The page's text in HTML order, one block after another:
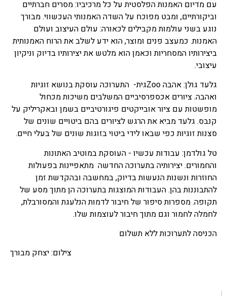
עם מדיום האמנות הפלסטית על כל מרכיביו: מסרים חברתיים
וביקורתיים, ומבט מפוכח על השדה האמנותי העכשווי. מבורך
נוגע בשני עולמות מקבילים לכאורה: עולם העיצוב ועולם
האמנות. כמעצב פנים ומוצר, הוא ידע לשלב את הרוח האמנותית
ביצירותיו המסחריות וכאמן הוא מלטש את יצירותיו בדיוק וניקיון
עיצובי.
גלעד גולן: אהבה Zooגית- התערוכה עוסקת בנושא זוגיות
ואהבה. ציורים אכספרסיביים המשלבים משיכות מכחול
מופשטות עם ציור אובייקטים פיגורטיביים בשמן ובאקריליק על
קנבס. גלעד מביא את הרגש לציורים בהם ביטויים שונים של
סצנות זוגיות כפי שבאו לידי ביטוי בזוגות שונים של בעלי חיים.
טל גולדמן: עבודות עכשיו - העוסקת במוטיב האתונות
והחמורים. יצירותיה בתערוכה החדשה מתאפיינות בפעולות
החוזרות ונשנות הנעשות בדיוק, במחשבה ובהקדשת זמן
להתבוננות בהן. העבודות המוצגות בתערוכה הן מתוך מסע של
תקופה. מספרות סיפור של חיבור לדמות הנלעגת והמסורבלת,
לחמלה לחמור וגם מתוך חיבור לעוצמות שלו.
הכניסה לתערוכות ללא תשלום
צילום: יצחק מבורך